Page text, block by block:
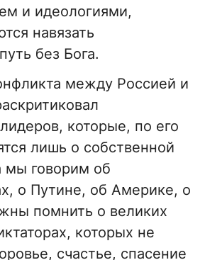
и идеологиями,
навязать
без Бога.
между Россией и
которые, по его
лишь о собственной
мы говорим об
о Путине, об Америке, о
помнить о великих
которых не
счастье, спасение